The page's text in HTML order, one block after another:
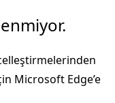
Microsoft Edge’e